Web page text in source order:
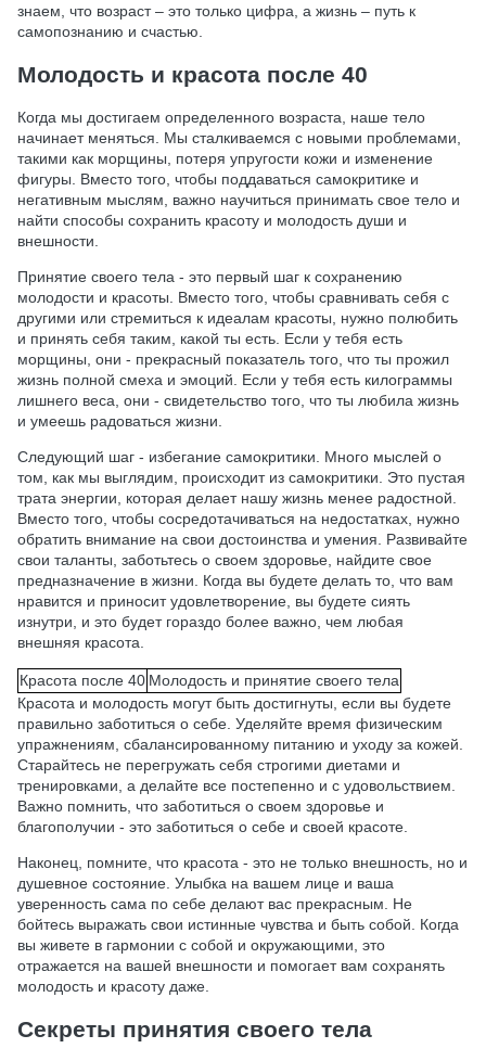
знаем, что возраст – это только цифра, а жизнь – путь к
самопознанию и счастью.
Молодость и красота после 40
Когда мы достигаем определенного возраста, наше тело
начинает меняться. Мы сталкиваемся с новыми проблемами,
такими как морщины, потеря упругости кожи и изменение
фигуры. Вместо того, чтобы поддаваться самокритике и
негативным мыслям, важно научиться принимать свое тело и
найти способы сохранить красоту и молодость души и
внешности.
Принятие своего тела - это первый шаг к сохранению
молодости и красоты. Вместо того, чтобы сравнивать себя с
другими или стремиться к идеалам красоты, нужно полюбить
и принять себя таким, какой ты есть. Если у тебя есть
морщины, они - прекрасный показатель того, что ты прожил
жизнь полной смеха и эмоций. Если у тебя есть килограммы
лишнего веса, они - свидетельство того, что ты любила жизнь
и умеешь радоваться жизни.
Следующий шаг - избегание самокритики. Много мыслей о
том, как мы выглядим, происходит из самокритики. Это пустая
трата энергии, которая делает нашу жизнь менее радостной.
Вместо того, чтобы сосредотачиваться на недостатках, нужно
обратить внимание на свои достоинства и умения. Развивайте
свои таланты, заботьтесь о своем здоровье, найдите свое
предназначение в жизни. Когда вы будете делать то, что вам
нравится и приносит удовлетворение, вы будете сиять
изнутри, и это будет гораздо более важно, чем любая
внешняя красота.
Красота после 40 Молодость и принятие своего тела
Красота и молодость могут быть достигнуты, если вы будете
правильно заботиться о себе. Уделяйте время физическим
упражнениям, сбалансированному питанию и уходу за кожей.
Старайтесь не перегружать себя строгими диетами и
тренировками, а делайте все постепенно и с удовольствием.
Важно помнить, что заботиться о своем здоровье и
благополучии - это заботиться о себе и своей красоте.
Наконец, помните, что красота - это не только внешность, но и
душевное состояние. Улыбка на вашем лице и ваша
уверенность сама по себе делают вас прекрасным. Не
бойтесь выражать свои истинные чувства и быть собой. Когда
вы живете в гармонии с собой и окружающими, это
отражается на вашей внешности и помогает вам сохранять
молодость и красоту даже.
Секреты принятия своего тела